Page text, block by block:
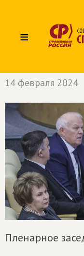
≡
14 февраля 2024
Пленарное